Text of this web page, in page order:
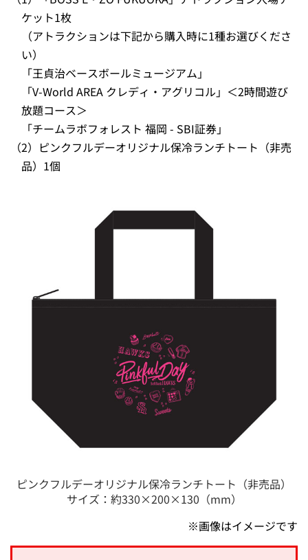
ケット1枚
（アトラクションは下記から購入時に1種お選びくださ
い）
「王貞治ベースボールミュージアム」
「V-World AREA クレディ・アグリコル」＜2時間遊び
放題コース＞
「チームラボフォレスト 福岡 - SBI証券」
（2） ピンクフルデーオリジナル保冷ランチトート（非売
品）1個
ピンクフルデーオリジナル保冷ランチトート（非売品）
サイズ：約330×200×130（mm）
※画像はイメージです